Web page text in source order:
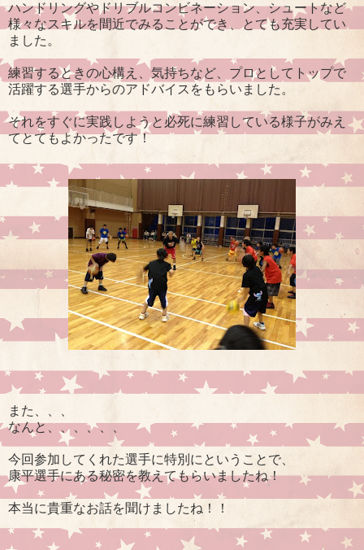
ハンドリングやドリブルコンビネーション、シュートなど
様々なスキルを間近でみることができ、とても充実してい
ました。
練習するときの心構え、気持ちなど、プロとしてトップで
活躍する選手からのアドバイスをもらいました。
それをすぐに実践しようと必死に練習している様子がみえ
てとてもよかったです！
また、、、
なんと、、、、、、
今回参加してくれた選手に特別にということで、
康平選手にある秘密を教えてもらいましたね！
本当に貴重なお話を聞けましたね！！